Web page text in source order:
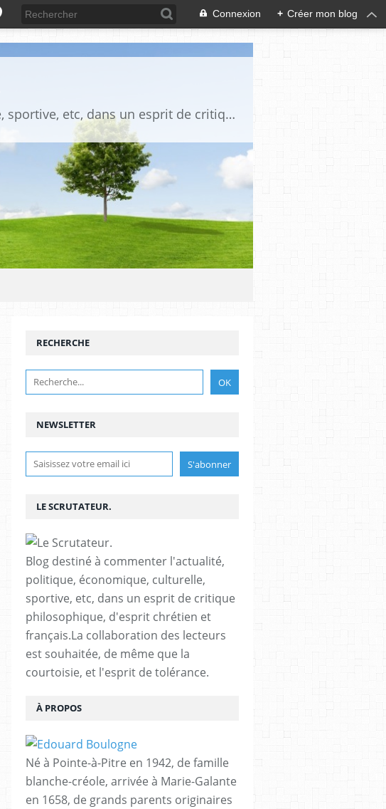
Connexion + Créer mon blog
Blog destiné à commenter l'actualité, politique, économique, culturelle, sportive, etc, dans un esprit de critique philosophique, d'esprit chrétien et français.La collaboration des lecteurs est souhaitée, de même que la courtoisie, et l'esprit de tolérance.
NEWSLETTER
RECHERCHE
LE SCRUTATEUR.
Blog destiné à commenter l'actualité,
politique, économique, culturelle,
sportive, etc, dans un esprit de critique
philosophique, d'esprit chrétien et
français.La collaboration des lecteurs
est souhaitée, de même que la
courtoisie, et l'esprit de tolérance.
À PROPOS
Né à Pointe-à-Pitre en 1942, de famille
blanche-créole, arrivée à Marie-Galante
en 1658, de grands parents originaires